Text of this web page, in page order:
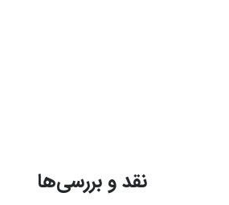
نقد و بررسی‌ها